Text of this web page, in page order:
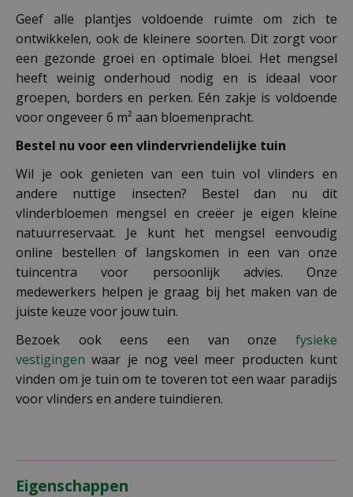
Geef alle plantjes voldoende ruimte om zich te
ontwikkelen, ook de kleinere soorten. Dit zorgt voor
een gezonde groei en optimale bloei. Het mengsel
heeft weinig onderhoud nodig en is ideaal voor
groepen, borders en perken. Eén zakje is voldoende
voor ongeveer 6 m² aan bloemenpracht.
Bestel nu voor een vlindervriendelijke tuin
Wil je ook genieten van een tuin vol vlinders en
andere nuttige insecten? Bestel dan nu dit
vlinderbloemen mengsel en creëer je eigen kleine
natuurreservaat. Je kunt het mengsel eenvoudig
online bestellen of langskomen in een van onze
tuincentra voor persoonlijk advies. Onze
medewerkers helpen je graag bij het maken van de
juiste keuze voor jouw tuin.
Bezoek ook eens een van onze fysieke
vestigingen waar je nog veel meer producten kunt
vinden om je tuin om te toveren tot een waar paradijs
voor vlinders en andere tuindieren.
Eigenschappen